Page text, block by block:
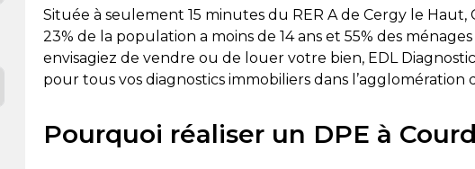
Située à seulement 15 minutes du RER A de Cergy le
23% de la population a moins de 14 ans et 55% des
envisagiez de vendre ou de louer votre bien, EDL
pour tous vos diagnostics immobiliers dans l’agglomération
Pourquoi réaliser un DPE à